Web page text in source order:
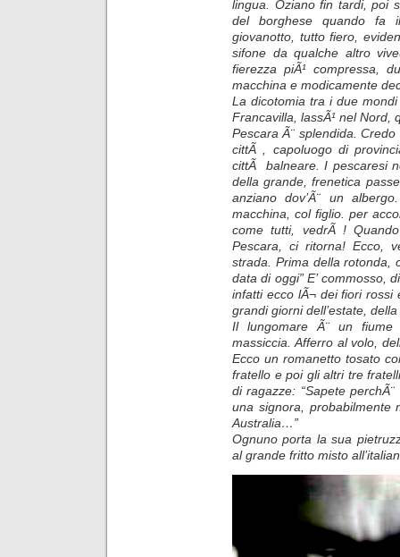
lingua. Oziano fin tardi, poi
del borghese quando fa
giovanotto, tutto fiero,
sifone da qualche altro
fierezza piÃ¹ compressa,
macchina e modicamente
La dicotomia tra i due
Francavilla, lassÃ¹ nel Nord,
Pescara Ã¨ splendida.
cittÃ , capoluogo di
cittÃ balneare. I pescaresi
della grande, frenetica
anziano dov’Ã¨ un
macchina, col figlio. per
come tutti, vedrÃ !
Pescara, ci ritorna! Ecco,
strada. Prima della rotonda,
data di oggi” E’ commosso,
infatti ecco lÃ¬ dei fiori
grandi giorni dell’estate,
Il lungomare Ã¨ un fiume
massiccia. Afferro al volo,
Ecco un romanetto tosato
fratello e poi gli altri tre
di ragazze: “Sapete
una signora, probabilmente
Australia…”
Ognuno porta la sua
al grande fritto misto